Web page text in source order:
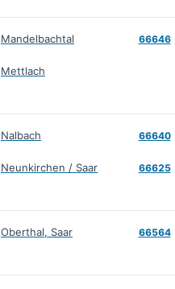
Mandelbachtal 66646
Mettlach
Nalbach 66640
Neunkirchen / Saar 66625
Oberthal, Saar 66564